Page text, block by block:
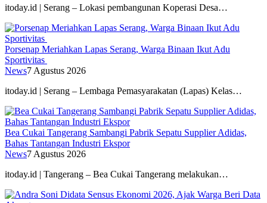
itoday.id | Serang – Lokasi pembangunan Koperasi Desa…
Porsenap Meriahkan Lapas Serang, Warga Binaan Ikut Adu
Sportivitas
News7 Agustus 2026
itoday.id | Serang – Lembaga Pemasyarakatan (Lapas) Kelas…
Bea Cukai Tangerang Sambangi Pabrik Sepatu Supplier Adidas,
Bahas Tantangan Industri Ekspor
News7 Agustus 2026
itoday.id | Tangerang – Bea Cukai Tangerang melakukan…